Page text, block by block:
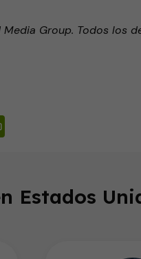
Group. Todos los
PrintFriendly
Estados